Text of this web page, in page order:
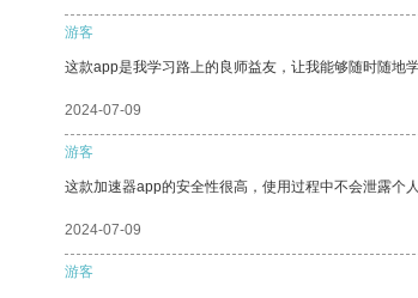
游客
这款app是我学习路上的良师益友，让我能够随时随地
2024-07-09
游客
这款加速器app的安全性很高，使用过程中不会泄露个
2024-07-09
游客